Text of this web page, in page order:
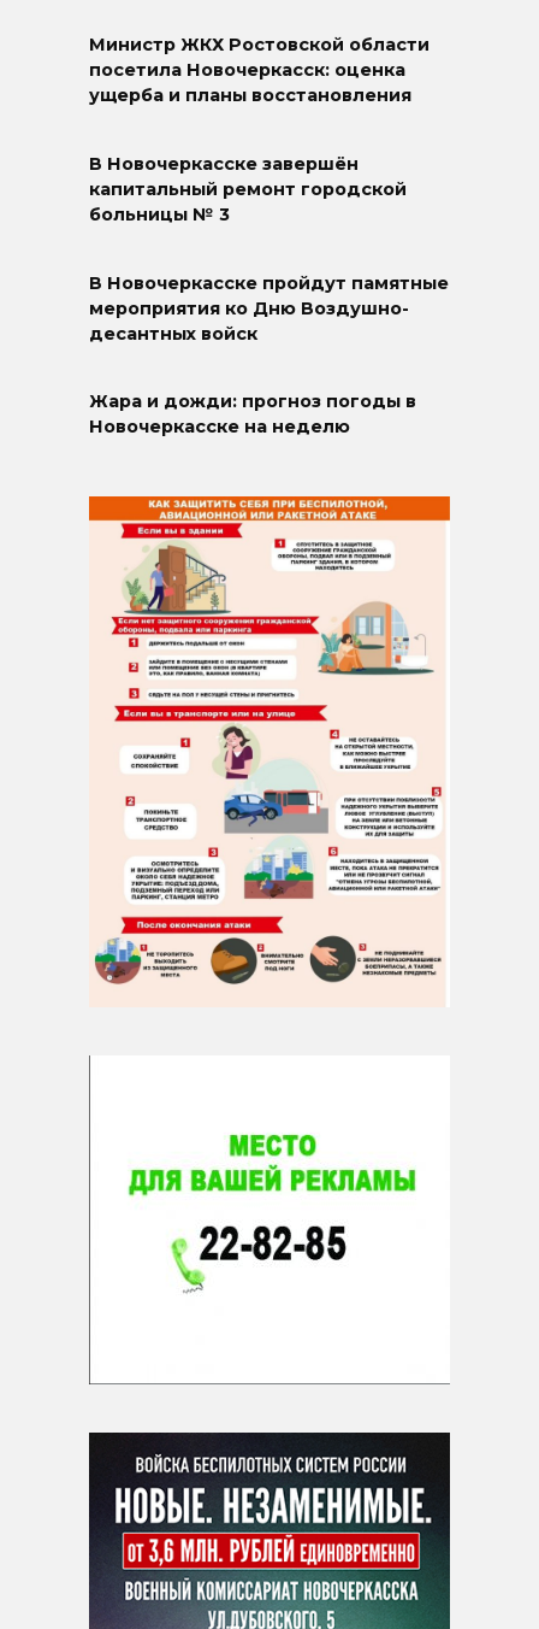
Министр ЖКХ Ростовской области
посетила Новочеркасск: оценка
ущерба и планы восстановления
В Новочеркасске завершён
капитальный ремонт городской
больницы № 3
В Новочеркасске пройдут памятные
мероприятия ко Дню Воздушно-
десантных войск
Жара и дожди: прогноз погоды в
Новочеркасске на неделю